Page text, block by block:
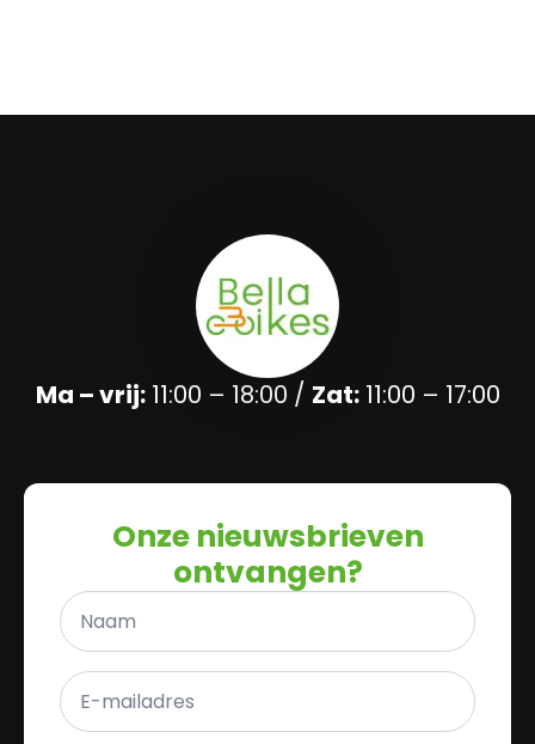
Ma – vrij:11:00 – 18:00 / Zat:11:00 – 17:00
Onze nieuwsbrieven
ontvangen?
Naam
E-
mailadres
*